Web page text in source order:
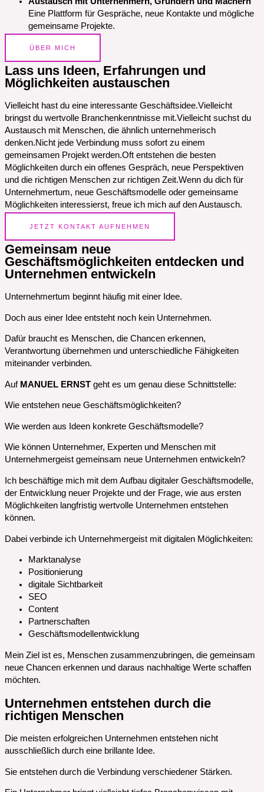
Eine Plattform für Gespräche, neue Kontakte und mögliche
gemeinsame Projekte.
ÜBER MICH
Lass uns Ideen, Erfahrungen und
Möglichkeiten austauschen
Vielleicht hast du eine interessante Geschäftsidee.Vielleicht
bringst du wertvolle Branchenkenntnisse mit.Vielleicht suchst du
Austausch mit Menschen, die ähnlich unternehmerisch
denken.Nicht jede Verbindung muss sofort zu einem
gemeinsamen Projekt werden.Oft entstehen die besten
Möglichkeiten durch ein offenes Gespräch, neue Perspektiven
und die richtigen Menschen zur richtigen Zeit.Wenn du dich für
Unternehmertum, neue Geschäftsmodelle oder gemeinsame
Möglichkeiten interessierst, freue ich mich auf den Austausch.
JETZT KONTAKT AUFNEHMEN
Gemeinsam neue
Geschäftsmöglichkeiten entdecken und
Unternehmen entwickeln
Unternehmertum beginnt häufig mit einer Idee.
Doch aus einer Idee entsteht noch kein Unternehmen.
Dafür braucht es Menschen, die Chancen erkennen,
Verantwortung übernehmen und unterschiedliche Fähigkeiten
miteinander verbinden.
Auf MANUEL ERNST geht es um genau diese Schnittstelle:
Wie entstehen neue Geschäftsmöglichkeiten?
Wie werden aus Ideen konkrete Geschäftsmodelle?
Wie können Unternehmer, Experten und Menschen mit
Unternehmergeist gemeinsam neue Unternehmen entwickeln?
Ich beschäftige mich mit dem Aufbau digitaler Geschäftsmodelle,
der Entwicklung neuer Projekte und der Frage, wie aus ersten
Möglichkeiten langfristig wertvolle Unternehmen entstehen
können.
Dabei verbinde ich Unternehmergeist mit digitalen Möglichkeiten:
Marktanalyse
Positionierung
digitale Sichtbarkeit
SEO
Content
Partnerschaften
Geschäftsmodellentwicklung
Mein Ziel ist es, Menschen zusammenzubringen, die gemeinsam
neue Chancen erkennen und daraus nachhaltige Werte schaffen
möchten.
Unternehmen entstehen durch die
richtigen Menschen
Die meisten erfolgreichen Unternehmen entstehen nicht
ausschließlich durch eine brillante Idee.
Sie entstehen durch die Verbindung verschiedener Stärken.